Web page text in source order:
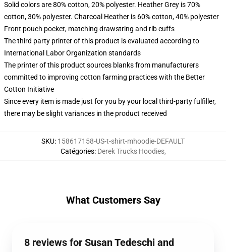
Solid colors are 80% cotton, 20% polyester. Heather Grey is 70%
cotton, 30% polyester. Charcoal Heather is 60% cotton, 40% polyester
Front pouch pocket, matching drawstring and rib cuffs
The third party printer of this product is evaluated according to
International Labor Organization standards
The printer of this product sources blanks from manufacturers
committed to improving cotton farming practices with the Better
Cotton Initiative
Since every item is made just for you by your local third-party fulfiller,
there may be slight variances in the product received
SKU: 158617158-US-t-shirt-mhoodie-DEFAULT
Catégories: Derek Trucks Hoodies,
What Customers Say
8 reviews for Susan Tedeschi and